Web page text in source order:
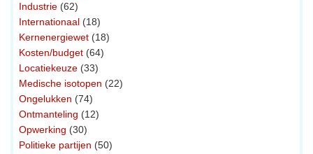
Industrie (62)
Internationaal (18)
Kernenergiewet (18)
Kosten/budget (64)
Locatiekeuze (33)
Medische isotopen (22)
Ongelukken (74)
Ontmanteling (12)
Opwerking (30)
Politieke partijen (50)